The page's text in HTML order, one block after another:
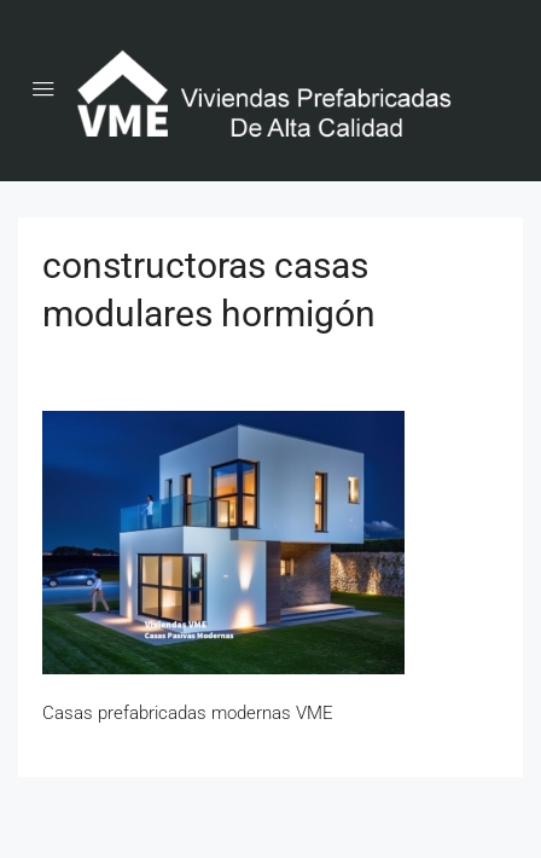
constructoras casas
modulares hormigón
Casas prefabricadas modernas VME